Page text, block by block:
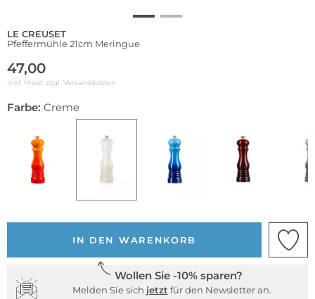
LE CREUSET
Pfeffermühle 21cm Meringue
47,00
inkl. Mwst zzgl. Versandkosten
Farbe: Creme
IN DEN WARENKORB
Wollen Sie -10% sparen?
Melden Sie sich jetzt für den Newsletter an.